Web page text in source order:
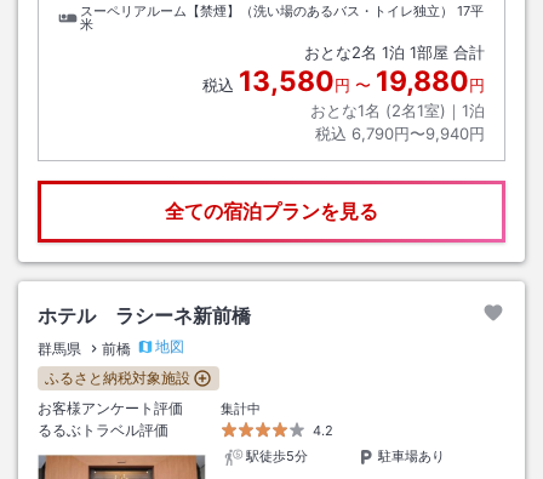
スーペリアルーム【禁煙】（洗い場のあるバス・トイレ独立）
17平
米
おとな2名 1泊 1部屋 合計
税込 13,580円 〜 19,880円
おとな1名 (2名1室)｜ 1泊
税込 6,790円〜9,940円
全ての宿泊プランを見る
ホテル ラシーネ新前橋
群馬県 前橋
地図
ふるさと納税対象施設
お客様アンケート評価
集計中
るるぶトラベル評価
4.2
駅徒歩5分
駐車場あり